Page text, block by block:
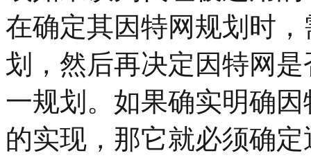
在确定其因特网规划时
划，然后再决定因特网
一规划。如果确实明确
的实现，那它就必须确